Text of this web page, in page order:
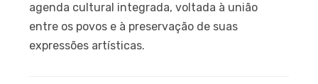
agenda cultural integrada, voltada à união
entre os povos e à preservação de suas
expressões artísticas.